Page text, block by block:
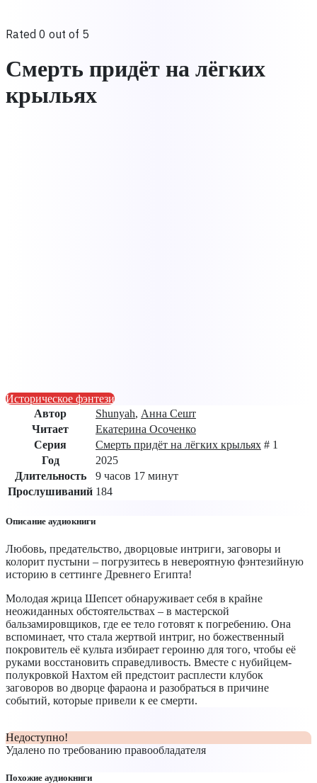
Rated 0 out of 5
Смерть придёт на лёгких
крыльях
Историческое фэнтези
Автор
Shunyah, Анна Сешт
Читает
Екатерина Осоченко
Серия
Смерть придёт на лёгких крыльях # 1
Год
2025
Длительность
9 часов 17 минут
Прослушиваний 184
Описание аудиокниги
Любовь, предательство, дворцовые интриги, заговоры и
колорит пустыни – погрузитесь в невероятную фэнтезийную
историю в сеттинге Древнего Египта!
Молодая жрица Шепсет обнаруживает себя в крайне
неожиданных обстоятельствах – в мастерской
бальзамировщиков, где ее тело готовят к погребению. Она
вспоминает, что стала жертвой интриг, но божественный
покровитель её культа избирает героиню для того, чтобы её
руками восстановить справедливость. Вместе с нубийцем-
полукровкой Нахтом ей предстоит расплести клубок
заговоров во дворце фараона и разобраться в причине
событий, которые привели к ее смерти.
Недоступно!
Удалено по требованию правообладателя
Похожие аудиокниги